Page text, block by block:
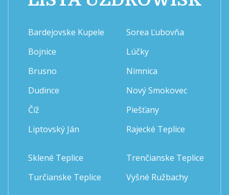
Bardejovske Kupele
Bojnice
Brusno
Dudince
Číž
Liptovský Ján
Sorea Ľubovňa
Lúčky
Nimnica
Nový Smokovec
Piešťany
Rajecké Teplice
Sklené Teplice
Turčianske Teplice
Trenčianske Teplice
Vyšné Ružbachy